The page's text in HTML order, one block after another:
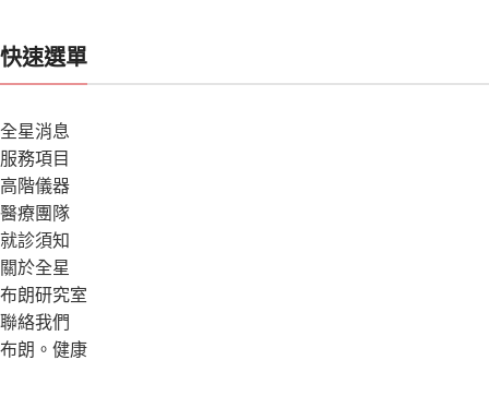
快速選單
全星消息
服務項目
高階儀器
醫療團隊
就診須知
關於全星
布朗研究室
聯絡我們
布朗。健康